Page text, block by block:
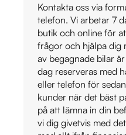
Kontakta oss via
telefon. Vi arbetar 7
butik och online för
frågor och hjälpa dig
av begagnade bilar
dag reserveras med
eller telefon för
kunder när det bäst
på att lämna in din
vi dig givetvis med